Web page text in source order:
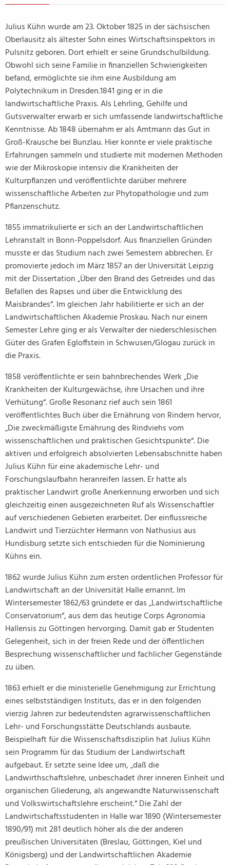
Julius Kühn wurde am 23. Oktober 1825 in der sächsischen
Oberlausitz als ältester Sohn eines Wirtschaftsinspektors in
Pulsnitz geboren. Dort erhielt er seine Grundschulbildung.
Obwohl sich seine Familie in finanziellen Schwierigkeiten
befand, ermöglichte sie ihm eine Ausbildung am
Polytechnikum in Dresden.1841 ging er in die
landwirtschaftliche Praxis. Als Lehrling, Gehilfe und
Gutsverwalter erwarb er sich umfassende landwirtschaftliche
Kenntnisse. Ab 1848 übernahm er als Amtmann das Gut in
Groß-Krausche bei Bunzlau. Hier konnte er viele praktische
Erfahrungen sammeln und studierte mit modernen Methoden
wie der Mikroskopie intensiv die Krankheiten der
Kulturpflanzen und veröffentlichte darüber mehrere
wissenschaftliche Arbeiten zur Phytopathologie und zum
Pflanzenschutz.
1855 immatrikulierte er sich an der Landwirtschaftlichen
Lehranstalt in Bonn-Poppelsdorf. Aus finanziellen Gründen
musste er das Studium nach zwei Semestern abbrechen. Er
promovierte jedoch im März 1857 an der Universität Leipzig
mit der Dissertation „Über den Brand des Getreides und das
Befallen des Rapses und über die Entwicklung des
Maisbrandes“. Im gleichen Jahr habilitierte er sich an der
Landwirtschaftlichen Akademie Proskau. Nach nur einem
Semester Lehre ging er als Verwalter der niederschlesischen
Güter des Grafen Egloffstein in Schwusen/Glogau zurück in
die Praxis.
1858 veröffentlichte er sein bahnbrechendes Werk „Die
Krankheiten der Kulturgewächse, ihre Ursachen und ihre
Verhütung“. Große Resonanz rief auch sein 1861
veröffentlichtes Buch über die Ernährung von Rindern hervor,
„Die zweckmäßigste Ernährung des Rindviehs vom
wissenschaftlichen und praktischen Gesichtspunkte“. Die
aktiven und erfolgreich absolvierten Lebensabschnitte haben
Julius Kühn für eine akademische Lehr- und
Forschungslaufbahn heranreifen lassen. Er hatte als
praktischer Landwirt große Anerkennung erworben und sich
gleichzeitig einen ausgezeichneten Ruf als Wissenschaftler
auf verschiedenen Gebieten erarbeitet. Der einflussreiche
Landwirt und Tierzüchter Hermann von Nathusius aus
Hundisburg setzte sich entschieden für die Nominierung
Kühns ein.
1862 wurde Julius Kühn zum ersten ordentlichen Professor für
Landwirtschaft an der Universität Halle ernannt. Im
Wintersemester 1862/63 gründete er das „Landwirtschaftliche
Conservatorium“, aus dem das heutige Corps Agronomia
Hallensis zu Göttingen hervorging. Damit gab er Studenten
Gelegenheit, sich in der freien Rede und der öffentlichen
Besprechung wissenschaftlicher und fachlicher Gegenstände
zu üben.
1863 erhielt er die ministerielle Genehmigung zur Errichtung
eines selbstständigen Instituts, das er in den folgenden
vierzig Jahren zur bedeutendsten agrarwissenschaftlichen
Lehr- und Forschungsstätte Deutschlands ausbaute.
Beispielhaft für die Wissenschaftsdisziplin hat Julius Kühn
sein Programm für das Studium der Landwirtschaft
aufgebaut. Er setzte seine Idee um, „daß die
Landwirthschaftslehre, unbeschadet ihrer inneren Einheit und
organischen Gliederung, als angewandte Naturwissenschaft
und Volkswirtschaftslehre erscheint.“ Die Zahl der
Landwirtschaftsstudenten in Halle war 1890 (Wintersemester
1890/91) mit 281 deutlich höher als die der anderen
preußischen Universitäten (Breslau, Göttingen, Kiel und
Königsberg) und der Landwirtschaftlichen Akademie